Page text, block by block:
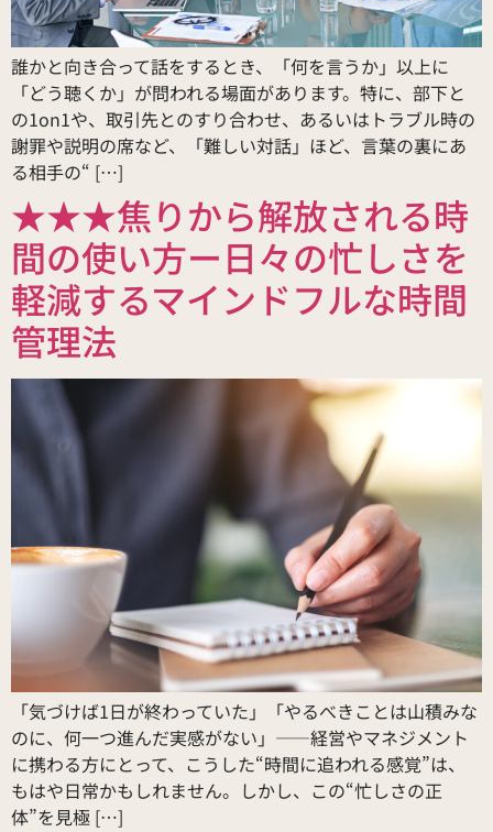
誰かと向き合って話をするとき、「何を言うか」以上に
「どう聴くか」が問われる場面があります。特に、部下と
の1on1や、取引先とのすり合わせ、あるいはトラブル時の
謝罪や説明の席など、「難しい対話」ほど、言葉の裏にあ
る相手の“ […]
★★★焦りから解放される時
間の使い方ー日々の忙しさを
軽減するマインドフルな時間
管理法
「気づけば1日が終わっていた」「やるべきことは山積みな
のに、何一つ進んだ実感がない」——経営やマネジメント
に携わる方にとって、こうした“時間に追われる感覚”は、
もはや日常かもしれません。しかし、この“忙しさの正
体”を見極 […]